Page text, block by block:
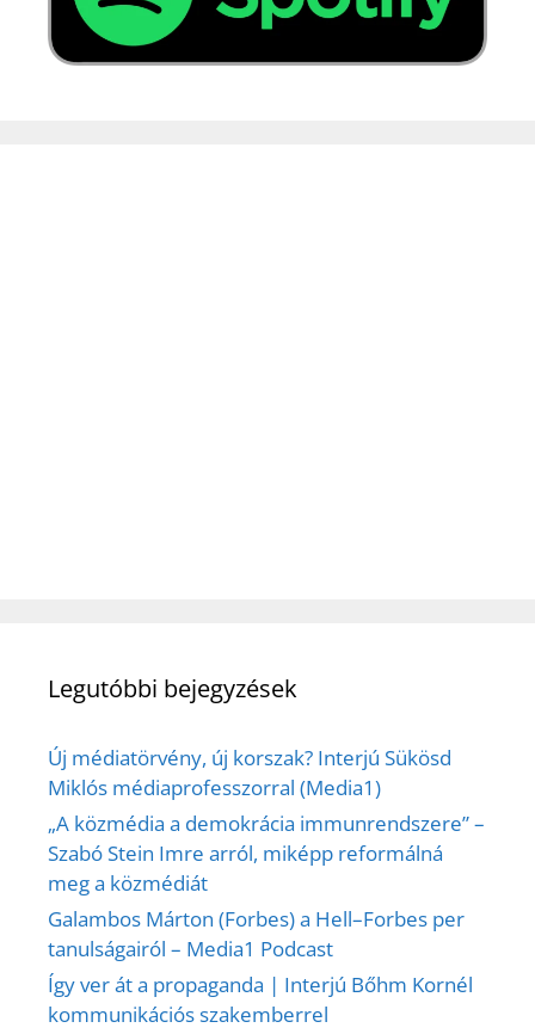
Legutóbbi bejegyzések
Új médiatörvény, új korszak? Interjú Sükösd
Miklós médiaprofesszorral (Media1)
„A közmédia a demokrácia immunrendszere” –
Szabó Stein Imre arról, miképp reformálná
meg a közmédiát
Galambos Márton (Forbes) a Hell–Forbes per
tanulságairól – Media1 Podcast
Így ver át a propaganda | Interjú Bőhm Kornél
kommunikációs szakemberrel